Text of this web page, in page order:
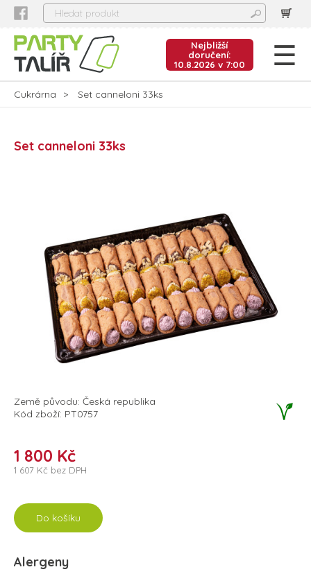
Nejbližší
doručení:
10.8.2026 v 7:00
Cukrárna Set canneloni 33ks
Set canneloni 33ks
Země původu: Česká republika
Kód zboží: PT0757
1 800 Kč
1 607 Kč bez DPH
Do košíku
Alergeny